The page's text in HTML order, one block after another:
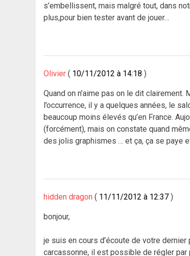
s’embellissent, mais malgré tout, dans
plus,pour bien tester avant de jouer…
Olivier 10/11/2012 à 14:18
Quand on n’aime pas on le dit
l’occurrence, il y a quelques années, le
beaucoup moins élevés qu’en France.
(forcément), mais on constate quand
des jolis graphismes … et ça, ça se paye
hidden dragon 11/11/2012 à 12:37
bonjour,
je suis en cours d’écoute de votre
carcassonne, il est possible de régler par